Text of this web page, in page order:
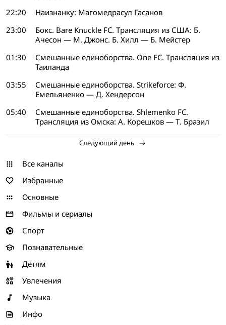
22:20
Наизнанку: Магомедрасул Гасанов
23:00
Бокс. Bare Knuckle FC. Трансляция из США: Б.
Ачесон — М. Джонс. Б. Хилл — Б. Мейстер
01:30
Смешанные единоборства. One FC. Трансляция из
Таиланда
03:55
Смешанные единоборства. Strikeforce: Ф.
Емельяненко — Д. Хендерсон
05:40
Смешанные единоборства. Shlemenko FC.
Трансляция из Омска: А. Корешков — Т. Бразил
Следующий день
Все каналы
Избранные
Основные
Фильмы и сериалы
Спорт
Познавательные
Детям
Увлечения
Музыка
Инфо